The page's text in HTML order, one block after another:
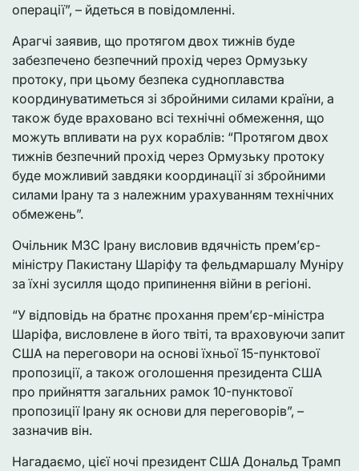
операції”, – йдеться в повідомленні.
Арагчі заявив, що протягом двох тижнів буде
забезпечено безпечний прохід через Ормузьку
протоку, при цьому безпека судноплавства
координуватиметься зі збройними силами країни, а
також буде враховано всі технічні обмеження, що
можуть впливати на рух кораблів: “Протягом двох
тижнів безпечний прохід через Ормузьку протоку
буде можливий завдяки координації зі збройними
силами Ірану та з належним урахуванням технічних
обмежень”.
Очільник МЗС Ірану висловив вдячність прем’єр-
міністру Пакистану Шаріфу та фельдмаршалу Муніру
за їхні зусилля щодо припинення війни в регіоні.
“У відповідь на братнє прохання прем’єр-міністра
Шаріфа, висловлене в його твіті, та враховуючи запит
США на переговори на основі їхньої 15-пунктової
пропозиції, а також оголошення президента США
про прийняття загальних рамок 10-пунктової
пропозиції Ірану як основи для переговорів”, –
зазначив він.
Нагадаємо, цієї ночі президент США Дональд Трамп